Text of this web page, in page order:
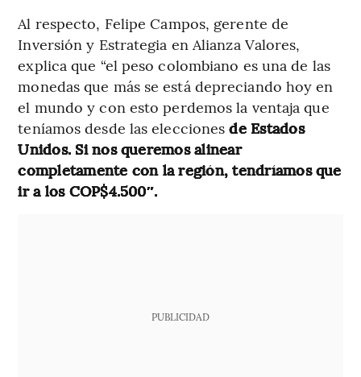
Al respecto, Felipe Campos, gerente de
Inversión y Estrategia en Alianza Valores,
explica que “el peso colombiano es una de las
monedas que más se está depreciando hoy en
el mundo y con esto perdemos la ventaja que
teníamos desde las eleccionesde Estados
Unidos. Si nos queremos alinear
completamente con la región, tendríamos que
ir a los COP$4.500″.
PUBLICIDAD